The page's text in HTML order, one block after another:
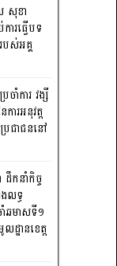
សុខា
ារធ្វើបទ
បស់អគ្គ
ចាំការ វង្សី
ារអនុវត្ត
រជាជននៅ
កនាំកិច្ច
លទ្ធ
ាំឆមាសទី១
ដ្ឋានខេត្ត